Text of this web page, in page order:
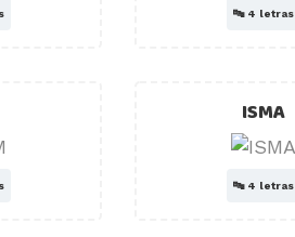
🔤 4 letras
ISMA
🔤 4 letras